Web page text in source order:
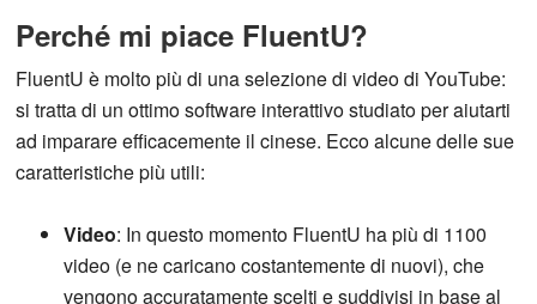
Perché mi piace FluentU?
FluentU è molto più di una selezione di video di YouTube:
si tratta di un ottimo software interattivo studiato per aiutarti
ad imparare efficacemente il cinese. Ecco alcune delle sue
caratteristiche più utili:
Video: In questo momento FluentU ha più di 1100
video (e ne caricano costantemente di nuovi), che
vengono accuratamente scelti e suddivisi in base al